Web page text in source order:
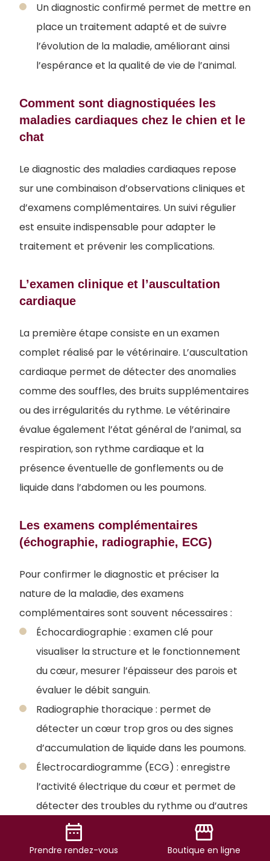
Un diagnostic confirmé permet de mettre en
place un traitement adapté et de suivre
l’évolution de la maladie, améliorant ainsi
l’espérance et la qualité de vie de l’animal.
Comment sont diagnostiquées les
maladies cardiaques chez le chien et le
chat
Le diagnostic des maladies cardiaques repose
sur une combinaison d’observations cliniques et
d’examens complémentaires. Un suivi régulier
est ensuite indispensable pour adapter le
traitement et prévenir les complications.
L’examen clinique et l’auscultation
cardiaque
La première étape consiste en un examen
complet réalisé par le vétérinaire. L’auscultation
cardiaque permet de détecter des anomalies
comme des souffles, des bruits supplémentaires
ou des irrégularités du rythme. Le vétérinaire
évalue également l’état général de l’animal, sa
respiration, son rythme cardiaque et la
présence éventuelle de gonflements ou de
liquide dans l’abdomen ou les poumons.
Les examens complémentaires
(échographie, radiographie, ECG)
Pour confirmer le diagnostic et préciser la
nature de la maladie, des examens
complémentaires sont souvent nécessaires :
Échocardiographie : examen clé pour
visualiser la structure et le fonctionnement
du cœur, mesurer l’épaisseur des parois et
évaluer le débit sanguin.
Radiographie thoracique : permet de
détecter un cœur trop gros ou des signes
d’accumulation de liquide dans les poumons.
Électrocardiogramme (ECG) : enregistre
l’activité électrique du cœur et permet de
détecter des troubles du rythme ou d’autres
anomalies.
Analyses sanguines : parfois réalisées pour
date_range
Prendre rendez-vous
storefront
Boutique en ligne